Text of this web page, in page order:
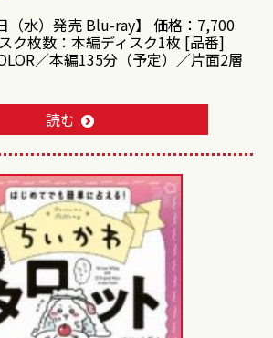
（水）発売 Blu-ray】 価格：7,700
ク枚数：本編ディスク1枚 [品番]
／本編135分（予定）／片面2層
読む